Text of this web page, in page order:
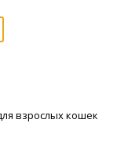
взрослых кошек